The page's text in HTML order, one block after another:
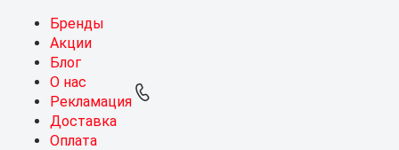
Бренды
Акции
Блог
О нас
Рекламация
Доставка
Оплата